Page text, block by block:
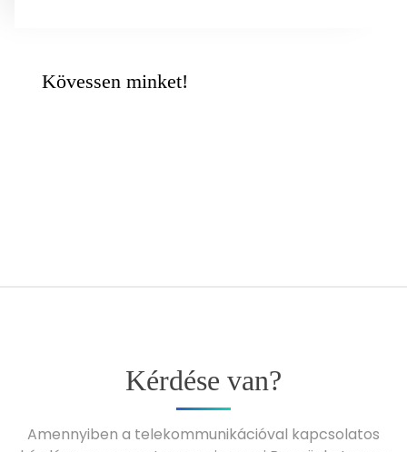
Kövessen minket!
Kérdése van?
Amennyiben a telekommunikációval kapcsolatos